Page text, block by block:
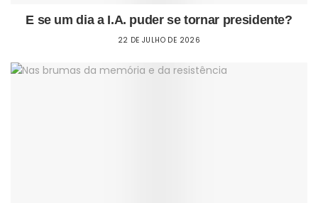
E se um dia a I.A. puder se tornar presidente?
22 DE JULHO DE 2026